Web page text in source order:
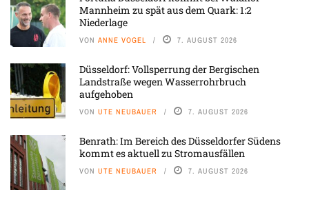
Mannheim zu spät aus dem Quark: 1:2
Niederlage
VON ANNE VOGEL 7. AUGUST 2026
Düsseldorf: Vollsperrung der Bergischen
Landstraße wegen Wasserrohrbruch
aufgehoben
VON UTE NEUBAUER 7. AUGUST 2026
Benrath: Im Bereich des Düsseldorfer Südens
kommt es aktuell zu Stromausfällen
VON UTE NEUBAUER 7. AUGUST 2026